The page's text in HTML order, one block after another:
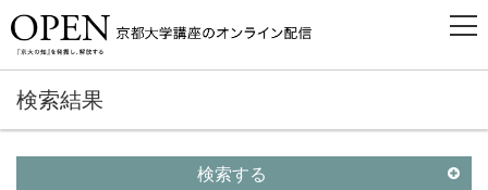
検索結果
検索する